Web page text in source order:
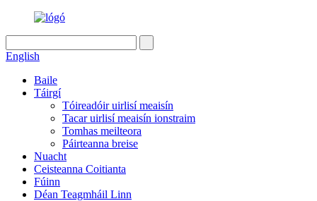
English
Baile
Táirgí
Tóireadóir uirlisí meaisín
Tacar uirlisí meaisín ionstraim
Tomhas meilteora
Páirteanna breise
Nuacht
Ceisteanna Coitianta
Fúinn
Déan Teagmháil Linn